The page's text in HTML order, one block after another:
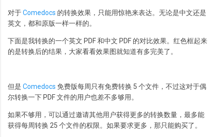
对于Comedocs 的转换效果，只能用惊艳来表达。无论是中文还是
英文，都和原版一样一样的。
下面是我转换的一个英文 PDF 和中文 PDF 的对比效果。红色框起来
的是转换后的结果，大家看看效果图就知道有多完美了。
但是 Comedocs 免费版每周只有免费转换 5 个文件，不过这对于偶
尔转换一下 PDF 文件的用户也差不多够用。
如果不够用，可以通过邀请其他用户获得更多的转换数量，最多能
获得每周转换 25 个文件的权限。如果要求更多，那只能购买了。